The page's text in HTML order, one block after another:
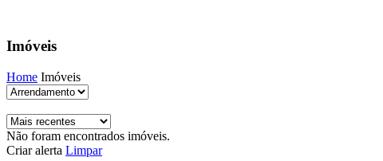
Imóveis
Home Imóveis
Não foram encontrados imóveis.
Criar alerta Limpar